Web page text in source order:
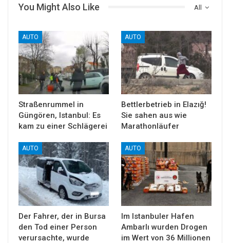
All
You Might Also Like
AUTO
Straßenrummel in
Güngören, Istanbul: Es
kam zu einer Schlägerei
AUTO
Bettlerbetrieb in Elazığ!
Sie sahen aus wie
Marathonläufer
AUTO
Der Fahrer, der in Bursa
den Tod einer Person
verursachte, wurde
AUTO
Im Istanbuler Hafen
Ambarlı wurden Drogen
im Wert von 36 Millionen